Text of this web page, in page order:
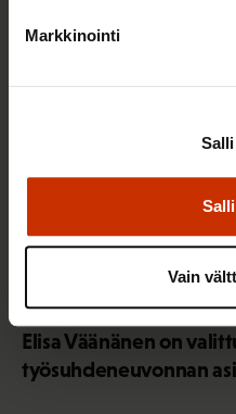
Markkinointi
Vain
3.8.2026 10:05
Elisa Väänänen on
työsuhdeneuvonnan